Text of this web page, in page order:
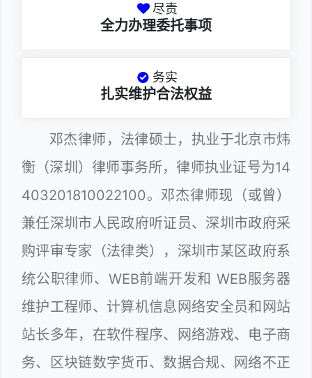
尽责
全力办理委托事项
务实
扎实维护合法权益
邓杰律师，法律硕士，执业于北京市炜
衡（深圳）律师事务所，律师执业证号为14
403201810022100。邓杰律师现（或曾）
兼任深圳市人民政府听证员、深圳市政府采
购评审专家（法律类），深圳市某区政府系
统公职律师、WEB前端开发和 WEB服务器
维护工程师、计算机信息网络安全员和网站
站长多年，在软件程序、网络游戏、电子商
务、区块链数字货币、数据合规、网络不正